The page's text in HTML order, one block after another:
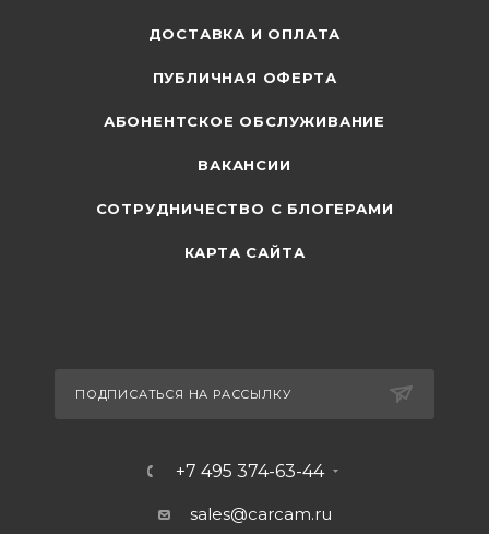
ДОСТАВКА И ОПЛАТА
ПУБЛИЧНАЯ ОФЕРТА
АБОНЕНТСКОЕ ОБСЛУЖИВАНИЕ
ВАКАНСИИ
СОТРУДНИЧЕСТВО С БЛОГЕРАМИ
КАРТА САЙТА
ПОДПИСАТЬСЯ НА РАССЫЛКУ
+7 495 374-63-44
sales@carcam.ru